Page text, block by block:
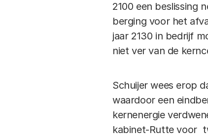
2100 een beslissing
berging voor het
jaar 2130 in bedrijf
niet ver van de
Schuijer wees erop
waardoor een
kernenergie
kabinet-Rutte voor